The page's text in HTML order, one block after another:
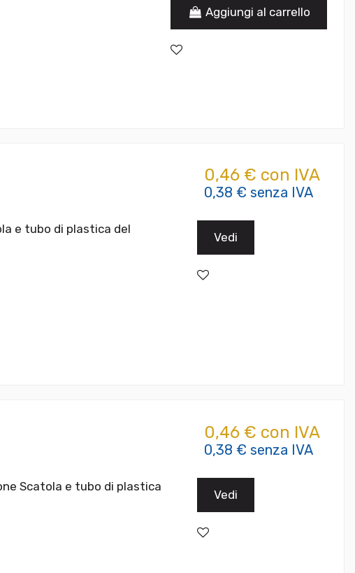
Aggiungi al carrello
e tubo di plastica del
0,46 € con IVA
0,38 € senza IVA
Vedi
Scatola e tubo di plastica
0,46 € con IVA
0,38 € senza IVA
Vedi